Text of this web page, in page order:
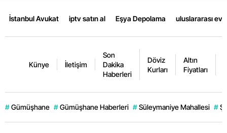
Kayseri
Kırşehir
Konya
İstanbul Avukat iptv satın al Eşya Depolama uluslararası
Künye İletişim
Son
Dakika
Haberleri
Döviz
Kurları
Altın
Fiyatları
# Gümüşhane # Gümüşhane Haberleri # Süleymaniye Mahallesi #